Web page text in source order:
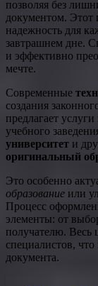
позволяя без
документом. Этот
надежность для
завтрашнем дне.
и эффективно
мечте.
Современные
создания
предлагает
учебного
университет и
оригинальный
Это особенно
образование или
Процесс
элементы: от
получателю. Весь
специалистов, что
документа.